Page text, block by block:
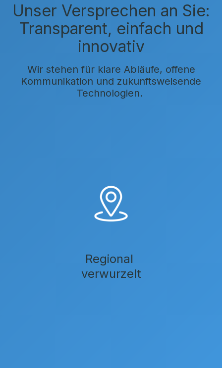
Unser Versprechen an Sie:
Transparent, einfach und
innovativ
Wir stehen für klare Abläufe, offene
Kommunikation und zukunftsweisende
Technologien.
Regional
verwurzelt